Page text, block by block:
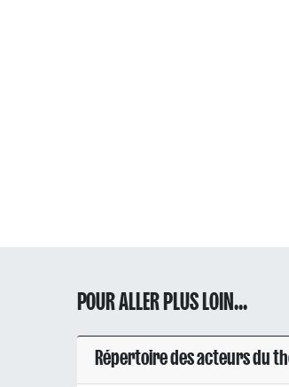
POUR ALLER PLUS LOIN...
Répertoire des acteurs du